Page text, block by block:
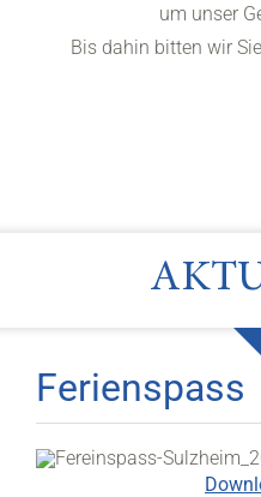
um unser
Bis dahin bitten wir
Ferienspass